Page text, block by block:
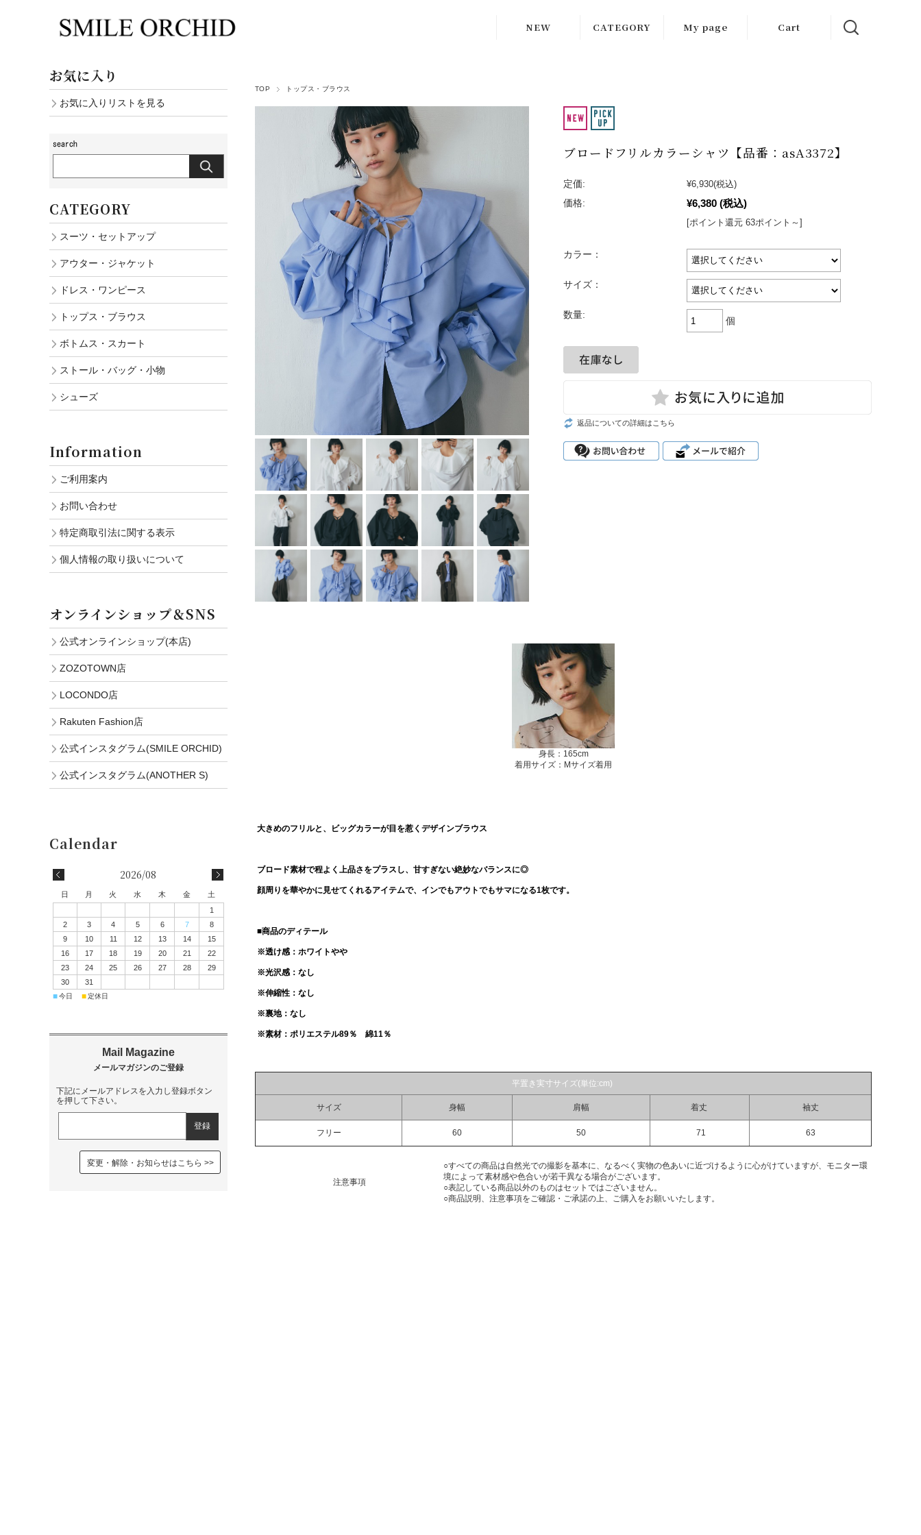
NEW CATEGORY
アウター・ジャ
ドレス・ワンピ
ストール・バッ
My page Cart
TOP トップス・ブラウス
ブロードフリルカラーシャツ【品番：asA3372】
定価: ¥6,930(税込)
価格:
¥6,380 (税込)
[ポイント還元 63ポイント～]
カラー：
サイズ：
数量:
個
返品についての詳細はこちら
身長：165cm
着用サイズ：Mサイズ着用
大きめのフリルと、ビッグカラーが目を惹くデザインブラウス
ブロード素材で程よく上品さをプラスし、甘すぎない絶妙なバランスに◎
顔周りを華やかに見せてくれるアイテムで、インでもアウトでもサマになる1枚です。
■商品のディテール
※透け感：ホワイトやや
※光沢感：なし
※伸縮性：なし
※裏地：なし
※素材：ポリエステル89％ 綿11％
平置き実寸サイズ(単位:cm)
サイズ 身幅 肩幅 着丈 袖丈
フリー 60 50 71 63
注意事項
○すべての商品は自然光での撮影を基本に、なるべく実物の色あいに近づけるように心がけていますが、モニター環
境によって素材感や色合いが若干異なる場合がございます。
○表記している商品以外のものはセットではございません。
○商品説明、注意事項をご確認・ご承諾の上、ご購入をお願いいたします。
お気に入り
お気に入りリストを見る
CATEGORY
スーツ・セットアップ
アウター・ジャケット
ドレス・ワンピース
トップス・ブラウス
ボトムス・スカート
ストール・バッグ・小物
シューズ
Information
ご利用案内
お問い合わせ
特定商取引法に関する表示
個人情報の取り扱いについて
オンラインショップ＆SNS
公式オンラインショップ(本店)
ZOZOTOWN店
LOCONDO店
Rakuten Fashion店
公式インスタグラム(SMILE ORCHID)
公式インスタグラム(ANOTHER S)
2026/08
日 月 火 水 木 金
土
1
2
3 4 5 6 7
8
9
10 11 12 13 14
15
16
17 18 19 20 21
22
23
24 25 26 27 28
29
30
31
■今日 ■定休日
下記にメールアドレスを入力し登録ボタン
を押して下さい。
変更・解除・お知らせはこちら